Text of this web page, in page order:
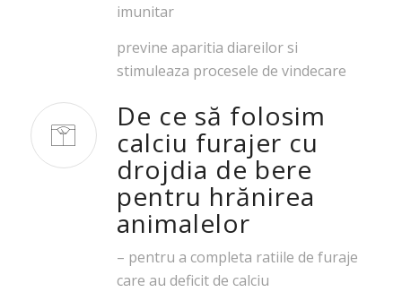
imunitar
previne aparitia diareilor si
stimuleaza procesele de vindecare
De ce să folosim
calciu furajer cu
drojdia de bere
pentru hrănirea
animalelor
– pentru a completa ratiile de furaje
care au deficit de calciu